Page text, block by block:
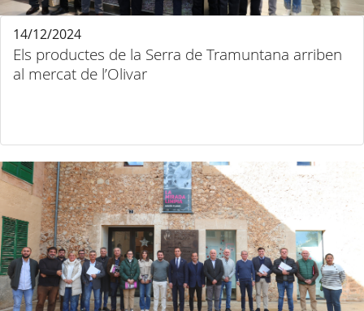
Els productes de la Serra de Tramuntana arriben
al mercat de l’Olivar
14/12/2024